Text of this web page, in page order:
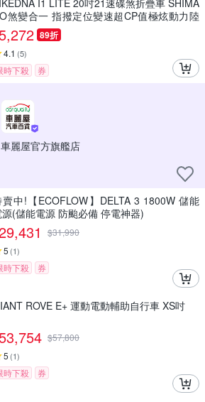
I1 LITE 20吋21速碟煞折疊車 SHIMA
煞變合一 指撥定位變速超CP值極炫動力陸
小鋼砲
89折
4.1 (5)
時下殺 券
車麗屋官方旗艦店
賣中!【ECOFLOW】DELTA 3 1800W 儲能
源(儲能電源 防颱必備 停電神器)
$31,990
5 (1)
時下殺 券
ROVE E+ 運動電動輔助自行車 XS吋
$57,800
5 (1)
時下殺 券